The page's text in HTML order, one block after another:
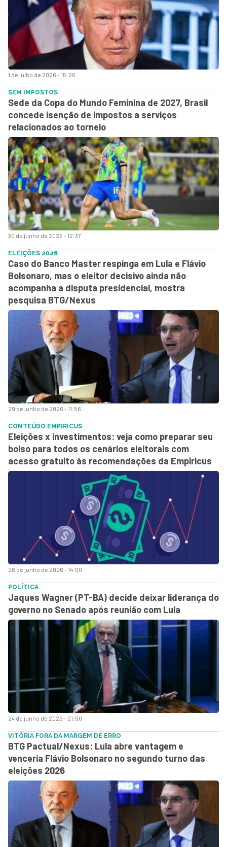
1 de julho de 2026 - 15:26
30 de junho de 2026 - 12:37
SEM IMPOSTOS
Sede da Copa do Mundo Feminina de 2027, Brasil
concede isenção de impostos a serviços
relacionados ao torneio
29 de junho de 2026 - 11:56
ELEIÇÕES 2026
Caso do Banco Master respinga em Lula e Flávio
Bolsonaro, mas o eleitor decisivo ainda não
acompanha a disputa presidencial, mostra
pesquisa BTG/Nexus
26 de junho de 2026 - 14:00
CONTEÚDO EMPIRICUS
Eleições x investimentos: veja como preparar seu
bolso para todos os cenários eleitorais com
acesso gratuito às recomendações da Empiricus
24 de junho de 2026 - 21:50
POLÍTICA
Jaques Wagner (PT-BA) decide deixar liderança do
governo no Senado após reunião com Lula
VITÓRIA FORA DA MARGEM DE ERRO
BTG Pactual/Nexus: Lula abre vantagem e
venceria Flávio Bolsonaro no segundo turno das
eleições 2026